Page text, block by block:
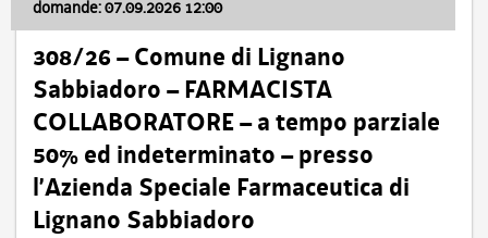
domande: 07.09.2026 12:00
308/26 – Comune di Lignano
Sabbiadoro – FARMACISTA
COLLABORATORE – a tempo parziale
50% ed indeterminato – presso
l’Azienda Speciale Farmaceutica di
Lignano Sabbiadoro